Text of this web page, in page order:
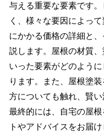
会社概要
採用情報
プライバシーポリシー
お問い合わせ
与える重要な要素です
く、様々な要因によっ
にかかる価格の詳細と
説します。屋根の材質
いった要素がどのよう
ります。また、屋根塗
方についても触れ、賢い
最終的には、自宅の屋
トやアドバイスをお届け